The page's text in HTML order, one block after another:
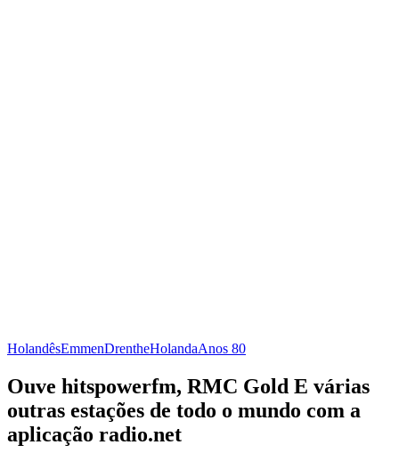
HolandêsEmmenDrentheHolandaAnos 80
Ouve hitspowerfm, RMC Gold E várias
outras estações de todo o mundo com a
aplicação radio.net